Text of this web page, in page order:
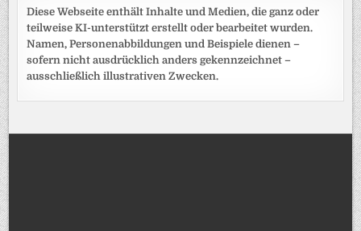
Diese Webseite enthält Inhalte und Medien, die ganz oder
teilweise KI-unterstützt erstellt oder bearbeitet wurden.
Namen, Personenabbildungen und Beispiele dienen –
sofern nicht ausdrücklich anders gekennzeichnet –
ausschließlich illustrativen Zwecken.